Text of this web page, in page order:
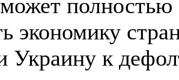
полностью
экономику
Украину к